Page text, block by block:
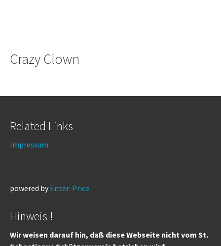
Crazy Clown
Related Links
Impressum
powered by Enter-Price
Hinweis !
Wir weisen darauf hin, daß diese Webseite nicht vom St.